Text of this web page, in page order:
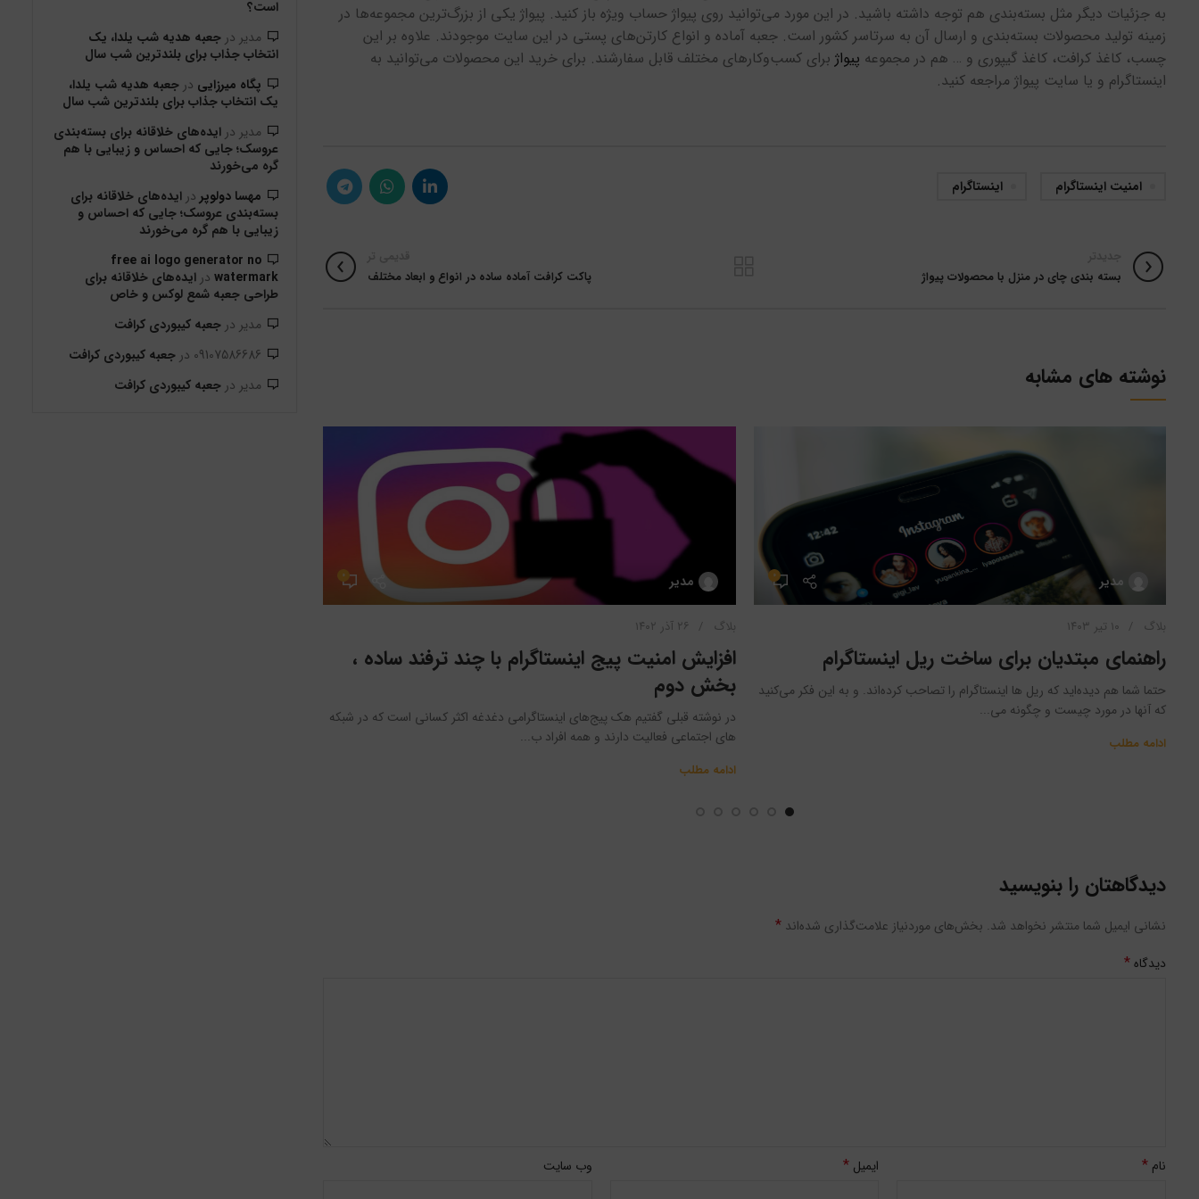
به جزئیات دیگر مثل بسته‌بندی هم توجه داشته باشید. در این مورد می‌توانید روی پیواژ حساب ویژه باز کنید. پیواژ یکی از بزرگ‌ترین مجموعه‌ها در
زمینه تولید محصولات بسته‌بندی و ارسال آن به سرتاسر کشور است. جعبه آماده و انواع کارتن‌های پستی در این سایت موجودند. علاوه بر این
چسب، کاغذ کرافت، کاغذ گیپوری و … هم در مجموعه پیواژ برای کسب‌وکارهای مختلف قابل سفارشند. برای خرید این محصولات می‌توانید به
اینستاگرام و یا سایت پیواژ مراجعه کنید.
امنیت اینستاگرام اینستاگرام
بسته بندی چای در منزل با محصولات پیواژ
پاکت کرافت آماده ساده در انواع و ابعاد مختلف
نوشته های مشابه
مدیر ۰
بلاگ ۱۰ تیر ۱۴۰۳
راهنمای مبتدیان برای ساخت ریل اینستاگرام
حتما شما هم دیده‌اید که ریل ها اینستاگرام را تصاحب کرده‌اند. و به این فکر می‌کنید
که آنها در مورد چیست و چگونه می...
ادامه مطلب
مدیر ۰
بلاگ ۲۶ آذر ۱۴۰۲
افزایش امنیت پیج اینستاگرام با چند ترفند ساده ،
بخش دوم
در نوشته قبلی گفتیم هک پیج‌های اینستاگرامی دغدغه اکثر کسانی است که در شبکه
های اجتماعی فعالیت دارند و همه افراد ب...
ادامه مطلب
دیدگاهتان را بنویسید
نشانی ایمیل شما منتشر نخواهد شد. بخش‌های موردنیاز علامت‌گذاری شده‌اند *
دیدگاه*
نام * ایمیل * وب‌ سایت
است؟
مدیر در جعبه هدیه شب یلدا، یک
انتخاب جذاب برای بلندترین شب سال
پگاه میرزایی در جعبه هدیه شب یلدا،
یک انتخاب جذاب برای بلندترین شب سال
مدیر در ایده‌های خلاقانه برای بسته‌بندی
عروسک؛ جایی که احساس و زیبایی با هم
گره می‌خورند
مهسا دولوپر در ایده‌های خلاقانه برای
بسته‌بندی عروسک؛ جایی که احساس و
زیبایی با هم گره می‌خورند
free ai logo generator no
watermark در ایده‌های خلاقانه برای
طراحی جعبه شمع لوکس و خاص
مدیر در جعبه کیبوردی کرافت
09107586686 در جعبه کیبوردی کرافت
مدیر در جعبه کیبوردی کرافت